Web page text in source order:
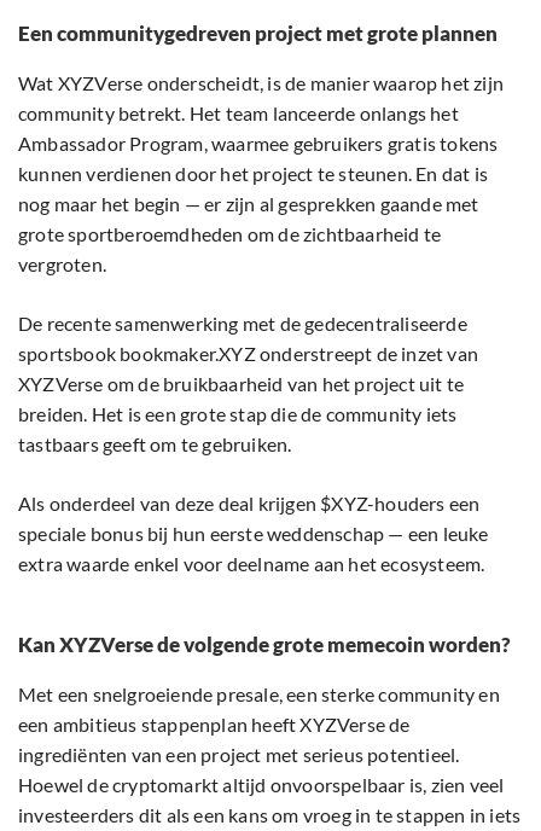
Een communitygedreven project met grote plannen
Wat XYZVerse onderscheidt, is de manier waarop het zijn
community betrekt. Het team lanceerde onlangs het
Ambassador Program, waarmee gebruikers gratis tokens
kunnen verdienen door het project te steunen. En dat is
nog maar het begin — er zijn al gesprekken gaande met
grote sportberoemdheden om de zichtbaarheid te
vergroten.
De recente samenwerking met de gedecentraliseerde
sportsbook bookmaker.XYZ onderstreept de inzet van
XYZVerse om de bruikbaarheid van het project uit te
breiden. Het is een grote stap die de community iets
tastbaars geeft om te gebruiken.
Als onderdeel van deze deal krijgen $XYZ-houders een
speciale bonus bij hun eerste weddenschap — een leuke
extra waarde enkel voor deelname aan het ecosysteem.
Kan XYZVerse de volgende grote memecoin worden?
Met een snelgroeiende presale, een sterke community en
een ambitieus stappenplan heeft XYZVerse de
ingrediënten van een project met serieus potentieel.
Hoewel de cryptomarkt altijd onvoorspelbaar is, zien veel
investeerders dit als een kans om vroeg in te stappen in iets